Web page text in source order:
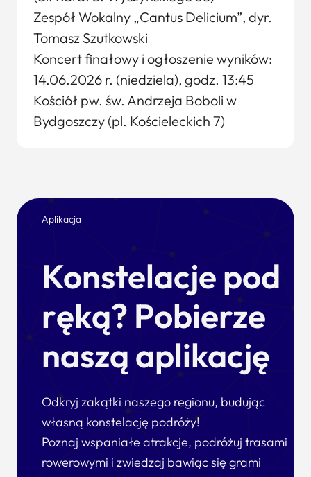
Zespół Wokalny „Cantus Delicium”, dyr.
Tomasz Szutkowski
Koncert finałowy i ogłoszenie wyników:
14.06.2026 r. (niedziela), godz. 13:45
Kościół pw. św. Andrzeja Boboli w
Bydgoszczy (pl. Kościeleckich 7)
Aplikacja
Konstelacje pod
ręką? Pobierze
naszą aplikację
Odkryj zakątki naszego regionu, budując
własną konstelację podróży!
Poznaj wspaniałe atrakcje, podróżuj trasami
rowerowymi i zwiedzaj bawiąc się grami